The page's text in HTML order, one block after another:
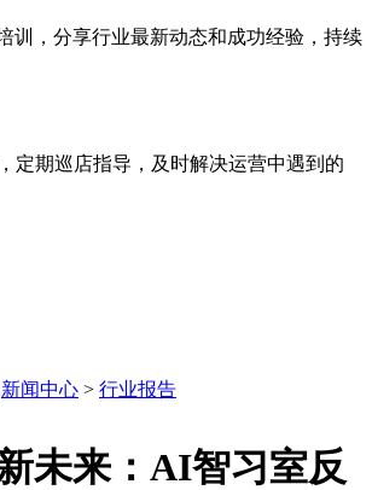
训，分享行业最新动态和成功经验，持续
定期巡店指导，及时解决运营中遇到的
新闻中心 > 行业报告
未来：AI智习室反